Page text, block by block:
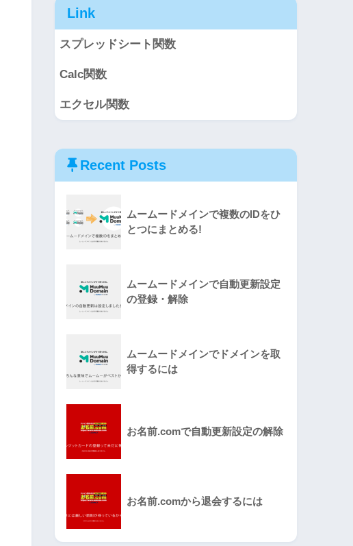
Link
スプレッドシート関数
Calc関数
エクセル関数
Recent Posts
ムームードメインで複数のIDをひ
とつにまとめる!
ムームードメインで自動更新設定
の登録・解除
ムームードメインでドメインを取
得するには
お名前.comで自動更新設定の解除
お名前.comから退会するには